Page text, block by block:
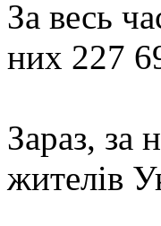
За весь
них 227
Зараз,
жителів